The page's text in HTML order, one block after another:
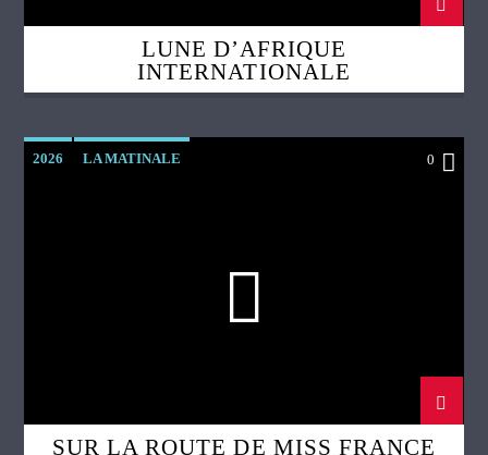
LUNE D’AFRIQUE
INTERNATIONALE
2026 LA MATINALE 0
SUR LA ROUTE DE MISS FRANCE